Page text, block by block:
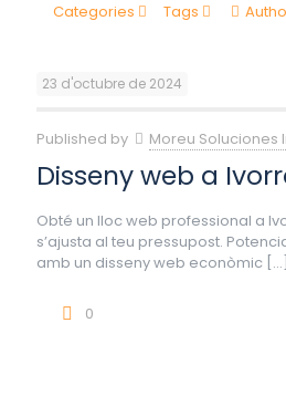
Categories Tags
23 d'octubre de 2024
Published by Moreu Soluciones
Disseny web a
Obté un lloc web professional a
s’ajusta al teu pressupost.
amb un disseny web econòmic […]
0